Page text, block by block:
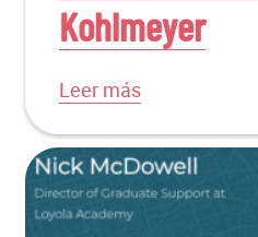
Kohlmeyer
Leer más